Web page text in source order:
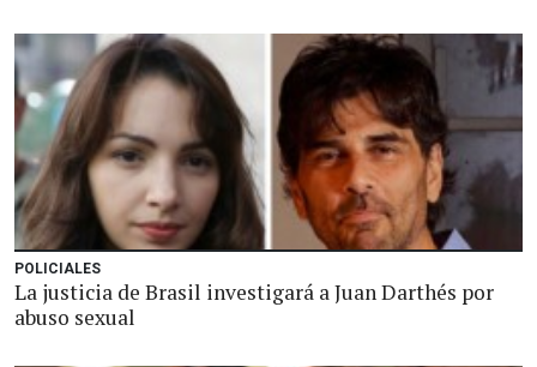
POLICIALES
La justicia de Brasil investigará a Juan Darthés por
abuso sexual